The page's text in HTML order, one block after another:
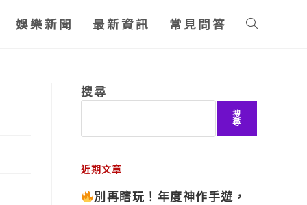
娛樂新聞 最新資訊 常見問答
搜尋
搜
尋
近期文章
別再瞎玩！年度神作手遊，